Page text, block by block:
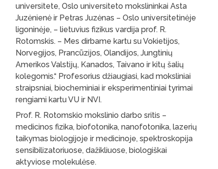
universitete, Oslo universiteto mokslininkai Asta
Juzėnienė ir Petras Juzėnas – Oslo universitetinėje
ligoninėje, – lietuvius fizikus vardija prof. R.
Rotomskis. – Mes dirbame kartu su Vokietijos,
Norvegijos, Prancūzijos, Olandijos, Jungtinių
Amerikos Valstijų, Kanados, Taivano ir kitų šalių
kolegomis.“ Profesorius džiaugiasi, kad moksliniai
straipsniai, biocheminiai ir eksperimentiniai tyrimai
rengiami kartu VU ir NVI.
Prof. R. Rotomskio mokslinio darbo sritis –
medicinos fizika, biofotonika, nanofotonika, lazerių
taikymas biologijoje ir medicinoje, spektroskopija
sensibilizatoriuose, dažikliuose, biologiškai
aktyviose molekulėse.